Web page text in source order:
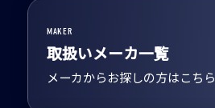
MAKER
取扱いメーカ一覧
メーカからお探しの方はこちら